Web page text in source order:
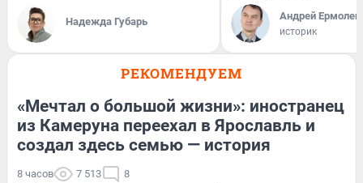
Надежда Губарь Андрей
историк
РЕКОМЕНДУЕМ
«Мечтал о большой жизни»: иностранец
из Камеруна переехал в Ярославль и
создал здесь семью — история
8 часов 7 513 8